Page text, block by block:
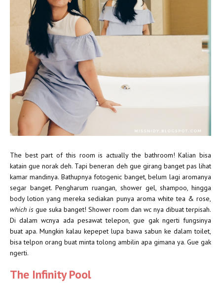
The best part of this room is actually the bathroom! Kalian bisa
katain gue norak deh. Tapi beneran deh gue girang banget pas lihat
kamar mandinya. Bathupnya fotogenic banget, belum lagi aromanya
segar banget. Pengharum ruangan, shower gel, shampoo, hingga
body lotion yang mereka sediakan punya aroma white tea & rose,
which is gue suka banget! Shower room dan wc nya dibuat terpisah.
Di dalam wcnya ada pesawat telepon, gue gak ngerti fungsinya
buat apa. Mungkin kalau kepepet lupa bawa sabun ke dalam toilet,
bisa telpon orang buat minta tolong ambilin apa gimana ya. Gue gak
ngerti.
The Infinity Pool